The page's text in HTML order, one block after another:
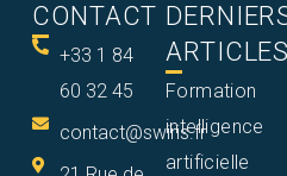
CONTACT
+33 1 84
60 32 45
contact@swiris.fr
Formation
intelligence
artificielle